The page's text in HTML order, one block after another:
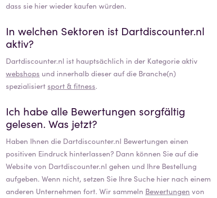
dass sie hier wieder kaufen würden.
In welchen Sektoren ist Dartdiscounter.nl
aktiv?
Dartdiscounter.nl ist hauptsächlich in der Kategorie aktiv
webshops und innerhalb dieser auf die Branche(n)
spezialisiertsport & fitness.
Ich habe alle Bewertungen sorgfältig
gelesen. Was jetzt?
Haben Ihnen die Dartdiscounter.nl Bewertungen einen
positiven Eindruck hinterlassen? Dann können Sie auf die
Website von Dartdiscounter.nl gehen und Ihre Bestellung
aufgeben. Wenn nicht, setzen Sie Ihre Suche hier nach einem
anderen Unternehmen fort. Wir sammeln Bewertungen von